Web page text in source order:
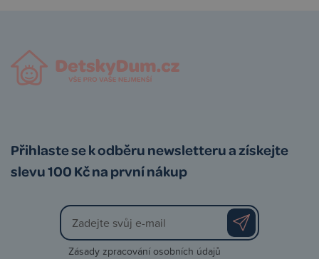
Přihlaste se k odběru newsletteru a získejte
slevu 100 Kč na první nákup
Zásady zpracování osobních údajů